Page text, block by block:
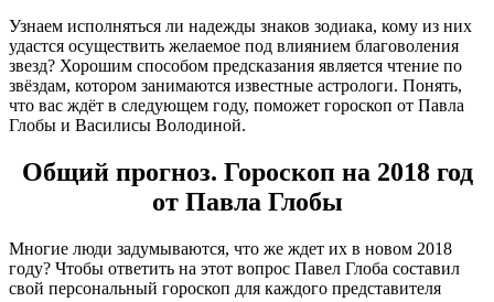
Узнаем исполняться ли надежды знаков зодиака, кому из них
удастся осуществить желаемое под влиянием благоволения
звезд? Хорошим способом предсказания является чтение по
звёздам, котором занимаются известные астрологи. Понять,
что вас ждёт в следующем году, поможет гороскоп от Павла
Глобы и Василисы Володиной.
Общий прогноз. Гороскоп на 2018 год
от Павла Глобы
Многие люди задумываются, что же ждет их в новом 2018
году? Чтобы ответить на этот вопрос Павел Глоба составил
свой персональный гороскоп для каждого представителя